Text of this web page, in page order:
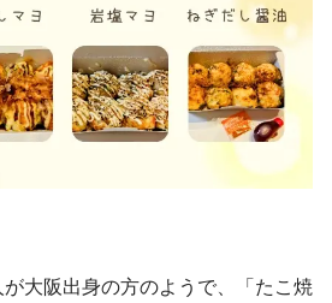
大阪出身の方のようで、「たこ焼